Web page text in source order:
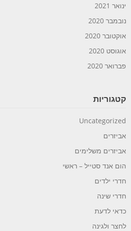
ינואר 2021
נובמבר 2020
אוקטובר 2020
אוגוסט 2020
פברואר 2020
קטגוריות
Uncategorized
אביזרים
אביזרים משלימים
הום אנד סטייל – ראשי
חדרי ילדים
חדרי שינה
כדאי לדעת
לחצר ולגינה